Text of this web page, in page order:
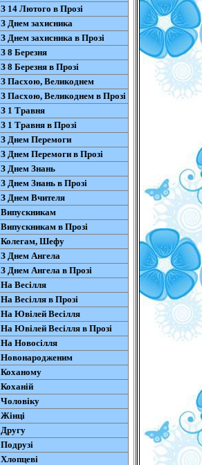
З 14 Лютого в Прозі
З Днем захисника
З Днем захисника в Прозі
З 8 Березня
З 8 Березня в Прозі
З Пасхою, Великоднем
З Пасхою, Великоднем в Прозі
З 1 Травня
З 1 Травня в Прозі
З Днем Перемоги
З Днем Перемоги в Прозі
З Днем Знань
З Днем Знань в Прозі
З Днем Вчителя
Випускникам
Випускникам в Прозі
Колегам, Шефу
З Днем Ангела
З Днем Ангела в Прозі
На Весілля
На Весілля в Прозі
На Ювілей Весілля
На Ювілей Весілля в Прозі
На Новосілля
Новонародженим
Коханому
Коханій
Чоловіку
Жінці
Другу
Подрузі
Хлопцеві